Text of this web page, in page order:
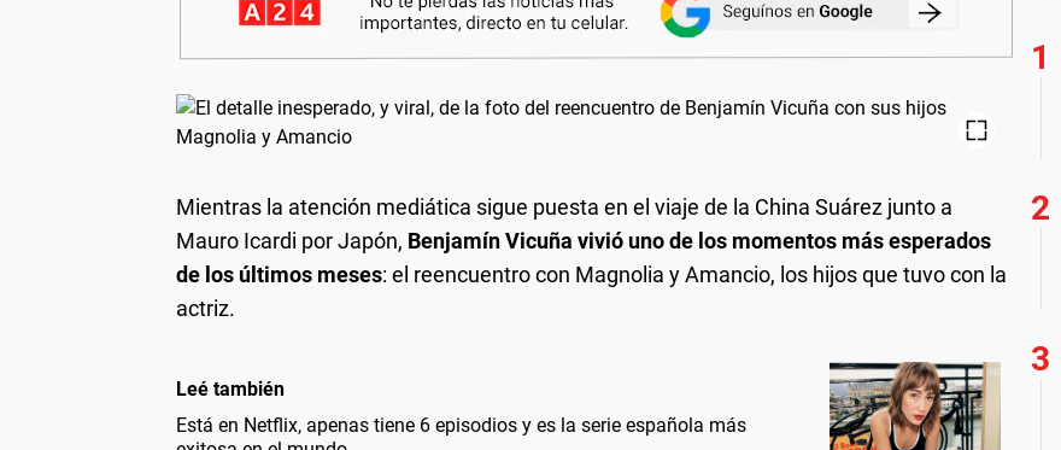
Mientras la atención mediática sigue puesta en el viaje de la China Suárez junto a
Mauro Icardi por Japón, Benjamín Vicuña vivió uno de los momentos más esperados
de los últimos meses: el reencuentro con Magnolia y Amancio, los hijos que tuvo con la
actriz.
Leé también
Está en Netflix, apenas tiene 6 episodios y es la serie española más